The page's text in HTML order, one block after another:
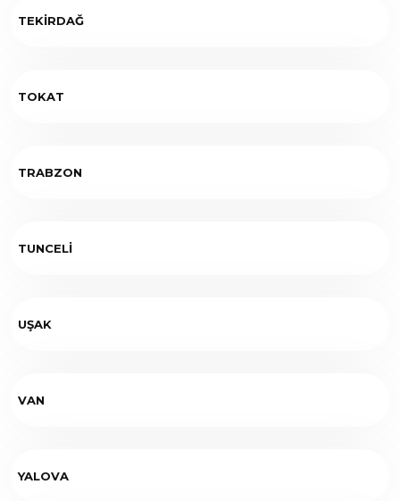
TEKİRDAĞ
TOKAT
TRABZON
TUNCELİ
UŞAK
VAN
YALOVA